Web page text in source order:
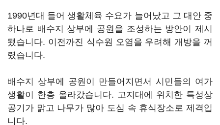
1990년대 들어 생활체육 수요가 늘어났고 그 대안 중
하나로 배수지 상부에 공원을 조성하는 방안이 제시
됐습니다. 이전까진 식수원 오염을 우려해 개방을 꺼
렸습니다.
배수지 상부에 공원이 만들어지면서 시민들의 여가
생활이 한층 올라갔습니다. 고지대에 위치한 특성상
공기가 맑고 나무가 많아 도심 속 휴식장소로 제격입
니다.